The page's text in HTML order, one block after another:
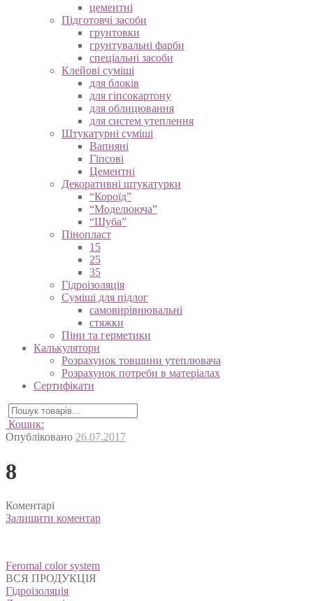
цементні
Підготовчі засоби
грунтовки
грунтувальні фарби
спеціальні засоби
Клейові суміші
для блоків
для гіпсокартону
для облицювання
для систем утеплення
Штукатурні суміші
Вапняні
Гіпсові
Цементні
Декоративні штукатурки
“Короїд”
“Моделююча”
“Шуба”
Пінопласт
15
25
35
Гідроізоляція
Суміші для підлог
самовирівнювальні
стяжки
Піни та герметики
Калькулятори
Розрахунок товщини утеплювача
Розрахунок потреби в матеріалах
Сертифікати
Кошик:
Опубліковано 26.07.2017
8
Коментарі
Залишити коментар
Навігація
записів
Feromal color system
ВСЯ ПРОДУКЦІЯ
Гідроізоляція